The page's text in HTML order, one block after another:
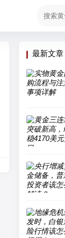
最新文章